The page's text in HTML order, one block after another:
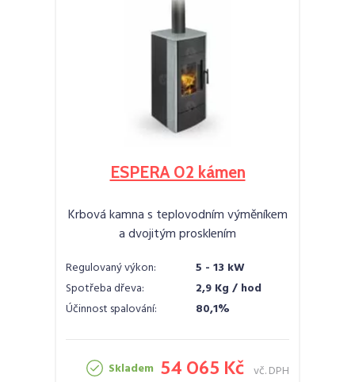
ESPERA 02 kámen
Krbová kamna s teplovodním výměníkem
a dvojitým prosklením
Regulovaný výkon:
5 - 13 kW
Spotřeba dřeva:
2,9 Kg / hod
Účinnost spalování:
80,1%
Skladem 54 065 Kč vč. DPH